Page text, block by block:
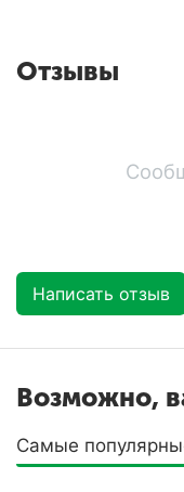
Отзывы
Написать отзыв
Возможно,
Самые